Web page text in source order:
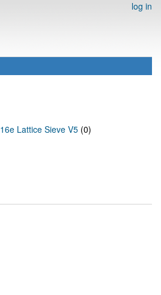
log in
16e Lattice Sieve V5 (0)